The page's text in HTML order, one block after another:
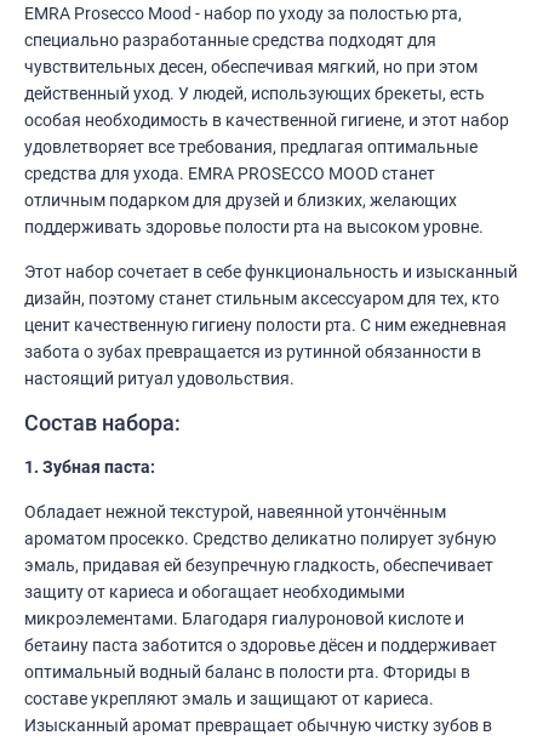
EMRA Prosecco Mood - набор по уходу за полостью рта,
специально разработанные средства подходят для
чувствительных десен, обеспечивая мягкий, но при этом
действенный уход. У людей, использующих брекеты, есть
особая необходимость в качественной гигиене, и этот набор
удовлетворяет все требования, предлагая оптимальные
средства для ухода. EMRA PROSECCO MOOD станет
отличным подарком для друзей и близких, желающих
поддерживать здоровье полости рта на высоком уровне.
Этот набор сочетает в себе функциональность и изысканный
дизайн, поэтому станет стильным аксессуаром для тех, кто
ценит качественную гигиену полости рта. С ним ежедневная
забота о зубах превращается из рутинной обязанности в
настоящий ритуал удовольствия.
Состав набора:
1. Зубная паста:
Обладает нежной текстурой, навеянной утончённым
ароматом просекко. Средство деликатно полирует зубную
эмаль, придавая ей безупречную гладкость, обеспечивает
защиту от кариеса и обогащает необходимыми
микроэлементами. Благодаря гиалуроновой кислоте и
бетаину паста заботится о здоровье дёсен и поддерживает
оптимальный водный баланс в полости рта. Фториды в
составе укрепляют эмаль и защищают от кариеса.
Изысканный аромат превращает обычную чистку зубов в